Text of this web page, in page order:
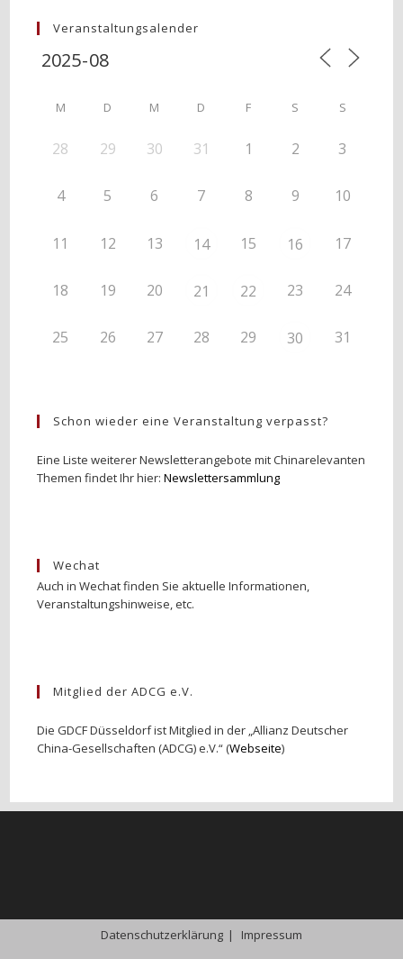
Veranstaltungsalender
M D M D F S S
28 29 30 31 1 2 3
4 5 6 7 8 9 10
11 12 13 14 15 16 17
18 19 20 21 22 23 24
25 26 27 28 29 30 31
Schon wieder eine Veranstaltung verpasst?
Eine Liste weiterer Newsletterangebote mit Chinarelevanten
Themen findet Ihr hier:Newslettersammlung
Wechat
Auch in Wechat finden Sie aktuelle Informationen,
Veranstaltungshinweise, etc.
Mitglied der ADCG e.V.
Die GDCF Düsseldorf ist Mitglied in der „Allianz Deutscher
China-Gesellschaften (ADCG) e.V.“ (Webseite)
Datenschutzerklärung Impressum